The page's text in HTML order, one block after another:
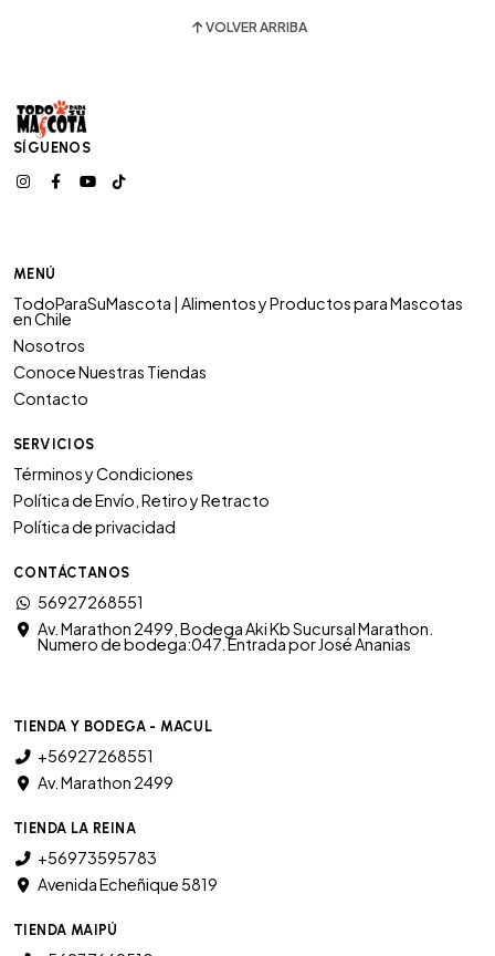
VOLVER ARRIBA
SÍGUENOS
MENÚ
TodoParaSuMascota | Alimentos y Productos para Mascotas
en Chile
Nosotros
Conoce Nuestras Tiendas
Contacto
SERVICIOS
Términos y Condiciones
Política de Envío, Retiro y Retracto
Política de privacidad
CONTÁCTANOS
56927268551
Av. Marathon 2499, Bodega Aki Kb Sucursal Marathon.
Numero de bodega:047. Entrada por José Ananias
TIENDA Y BODEGA - MACUL
+56927268551
Av. Marathon 2499
TIENDA LA REINA
+56973595783
Avenida Echeñique 5819
TIENDA MAIPÚ